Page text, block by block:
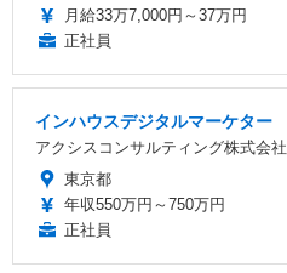
月給33万7,000円～37万円
正社員
インハウスデジタルマーケター
アクシスコンサルティング株式会社
東京都
年収550万円～750万円
正社員